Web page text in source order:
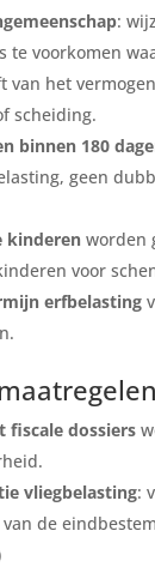
:
te voorkomen
van het
scheiding.
binnen 180
geen
kinderenworden
voor
erfbelasting
fiscale dossiers
vliegbelasting:
de